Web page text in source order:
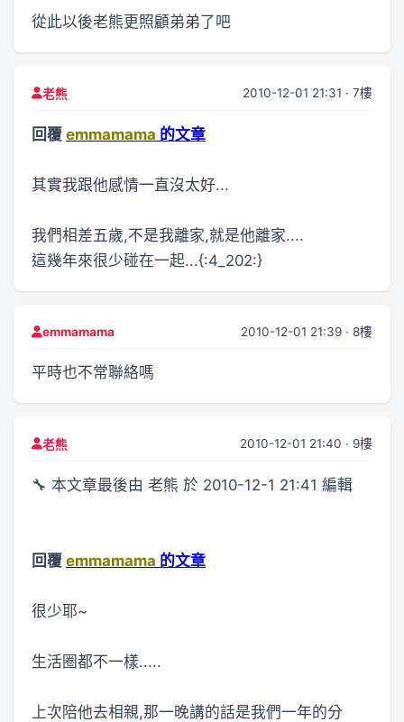
從此以後老熊更照顧弟弟了吧
老熊 2010-12-01 21:31 · 7樓
回覆 emmamama 的文章
其實我跟他感情一直沒太好...
我們相差五歲,不是我離家,就是他離家....
這幾年來很少碰在一起...{:4_202:}
emmamama 2010-12-01 21:39 · 8樓
平時也不常聯絡嗎
老熊 2010-12-01 21:40 · 9樓
🔧 本文章最後由 老熊 於 2010-12-1 21:41 編輯
回覆 emmamama 的文章
很少耶~
生活圈都不一樣.....
上次陪他去相親,那一晚講的話是我們一年的分